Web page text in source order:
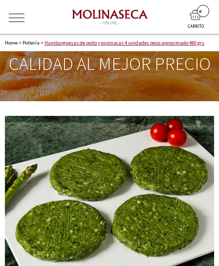
CARRITO
0
Home > Pollería > Hamburguesas de pollo y espinacas 4 unidades peso aproximado 480 grs
CALIDAD AL MEJOR PRECIO